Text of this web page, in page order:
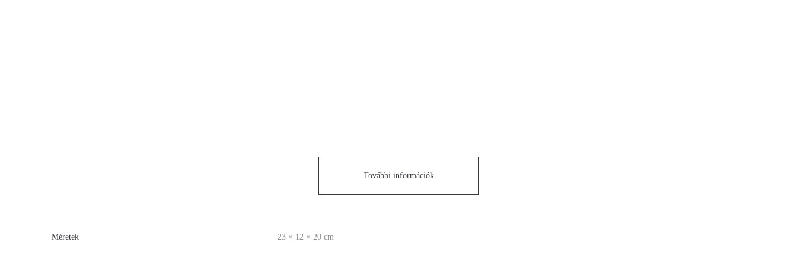
További információk
Méretek 23 × 12 × 20 cm